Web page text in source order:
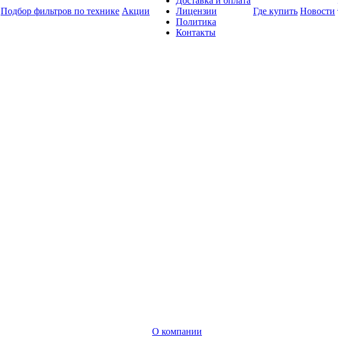
Подбор фильтров по технике Акции
Лицензии
Политика
Контакты
Где купить Новости
О компании